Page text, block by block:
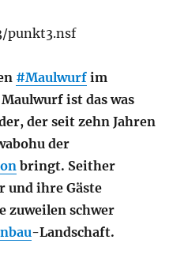
punkt3.nsf
#Maulwurf im
ist das was
der seit zehn Jahren
der
bringt. Seither
und ihre Gäste
zuweilen schwer
-Landschaft.